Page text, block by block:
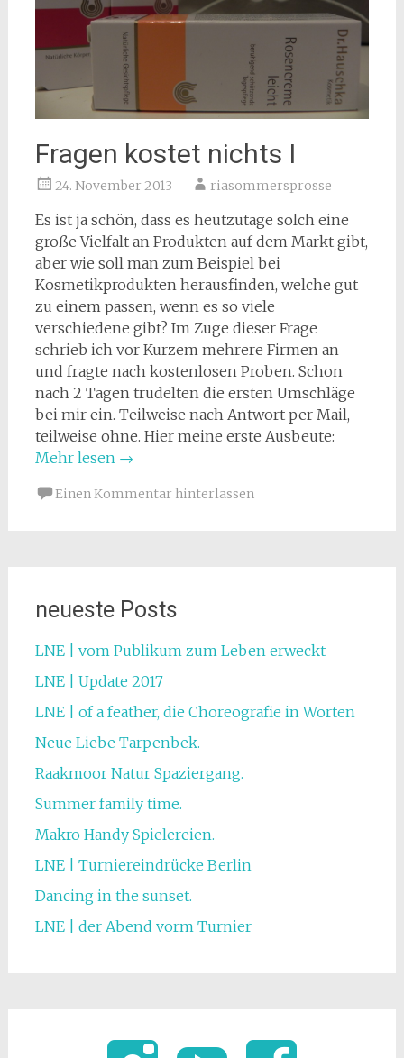
Fragen kostet nichts I
24. November 2013 riasommersprosse
Es ist ja schön, dass es heutzutage solch eine
große Vielfalt an Produkten auf dem Markt gibt,
aber wie soll man zum Beispiel bei
Kosmetikprodukten herausfinden, welche gut
zu einem passen, wenn es so viele
verschiedene gibt? Im Zuge dieser Frage
schrieb ich vor Kurzem mehrere Firmen an
und fragte nach kostenlosen Proben. Schon
nach 2 Tagen trudelten die ersten Umschläge
bei mir ein. Teilweise nach Antwort per Mail,
teilweise ohne. Hier meine erste Ausbeute:
Mehr lesen →
Einen Kommentar hinterlassen
neueste Posts
LNE | vom Publikum zum Leben erweckt
LNE | Update 2017
LNE | of a feather, die Choreografie in Worten
Neue Liebe Tarpenbek.
Raakmoor Natur Spaziergang.
Summer family time.
Makro Handy Spielereien.
LNE | Turniereindrücke Berlin
Dancing in the sunset.
LNE | der Abend vorm Turnier